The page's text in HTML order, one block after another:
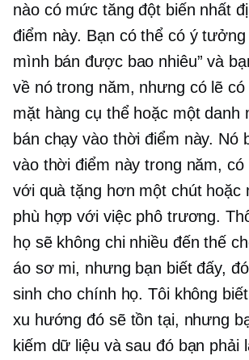
nào có mức tăng đột biến nhất
điểm này. Bạn có thể có ý tưởng
mình bán được bao nhiêu” và
về nó trong năm, nhưng có lẽ
mặt hàng cụ thể hoặc một danh
bán chạy vào thời điểm này. Nó
vào thời điểm này trong năm,
với quà tặng hơn một chút hoặc
phù hợp với việc phô trương.
họ sẽ không chi nhiều đến thế
áo sơ mi, nhưng bạn biết đấy,
sinh cho chính họ. Tôi không
xu hướng đó sẽ tồn tại, nhưng
kiếm dữ liệu và sau đó bạn phải